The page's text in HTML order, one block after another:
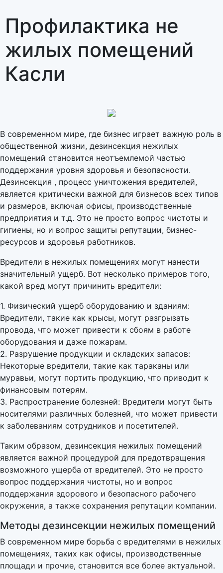
Профилактика не
жилых помещений
Касли
В современном мире, где бизнес играет важную роль в
общественной жизни, дезинсекция нежилых
помещений становится неотъемлемой частью
поддержания уровня здоровья и безопасности.
Дезинсекция , процесс уничтожения вредителей,
является критически важной для бизнесов всех типов
и размеров, включая офисы, производственные
предприятия и т.д. Это не просто вопрос чистоты и
гигиены, но и вопрос защиты репутации, бизнес-
ресурсов и здоровья работников.
Вредители в нежилых помещениях могут нанести
значительный ущерб. Вот несколько примеров того,
какой вред могут причинить вредители:
1. Физический ущерб оборудованию и зданиям:
Вредители, такие как крысы, могут разгрызать
провода, что может привести к сбоям в работе
оборудования и даже пожарам.
2. Разрушение продукции и складских запасов:
Некоторые вредители, такие как тараканы или
муравьи, могут портить продукцию, что приводит к
финансовым потерям.
3. Распространение болезней: Вредители могут быть
носителями различных болезней, что может привести
к заболеваниям сотрудников и посетителей.
Таким образом, дезинсекция нежилых помещений
является важной процедурой для предотвращения
возможного ущерба от вредителей. Это не просто
вопрос поддержания чистоты, но и вопрос
поддержания здорового и безопасного рабочего
окружения, а также сохранения репутации компании.
Методы дезинсекции нежилых помещений
В современном мире борьба с вредителями в нежилых
помещениях, таких как офисы, производственные
площади и прочие, становится все более актуальной.